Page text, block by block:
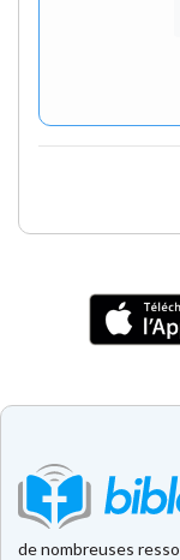
de nombreuses